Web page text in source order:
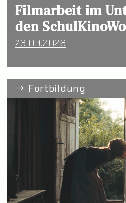
Filmarbeit im
den
23.09.2026
Fortbildung